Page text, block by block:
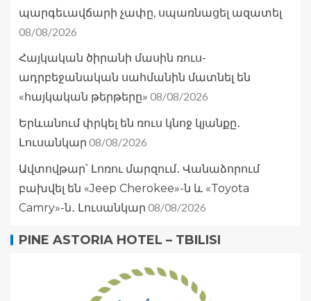
պարգեւավճարի չափը, սպառնացել ազատել
08/08/2026
Հայկական ծիրանի մասին ռուս-
ադրբեջանական սահմանին մատնել են
«հայկական թերթերը» 08/08/2026
Երևանում փրկել են ռուս կնոջ կյանքը․
Լուսանկար 08/08/2026
Ավտովթար՝ Լոռու մարզում․ Վանաձորում
բախվել են «Jeep Cherokee»-ն և «Toyota
Camry»-ն․ Լուսանկար 08/08/2026
PINE ASTORIA HOTEL – TBILISI